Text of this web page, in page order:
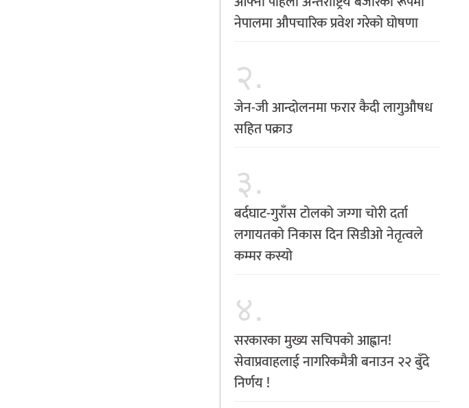
नेपालमा औपचारिक प्रवेश गरेको घोषणा
२.
जेन-जी आन्दोलनमा फरार कैदी लागुऔषध
सहित पक्राउ
३.
बर्दघाट-गुराँस टोलको जग्गा चोरी दर्ता
लगायतको निकास दिन सिडीओ नेतृत्वले
कम्मर कस्यो
४.
सरकारका मुख्य सचिपको आह्वान!
सेवाप्रवाहलाई नागरिकमैत्री बनाउन २२ बुँदे
निर्णय !